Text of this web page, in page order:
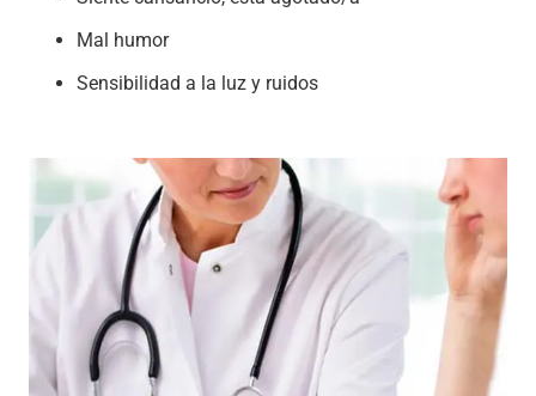
Mal humor
Sensibilidad a la luz y ruidos